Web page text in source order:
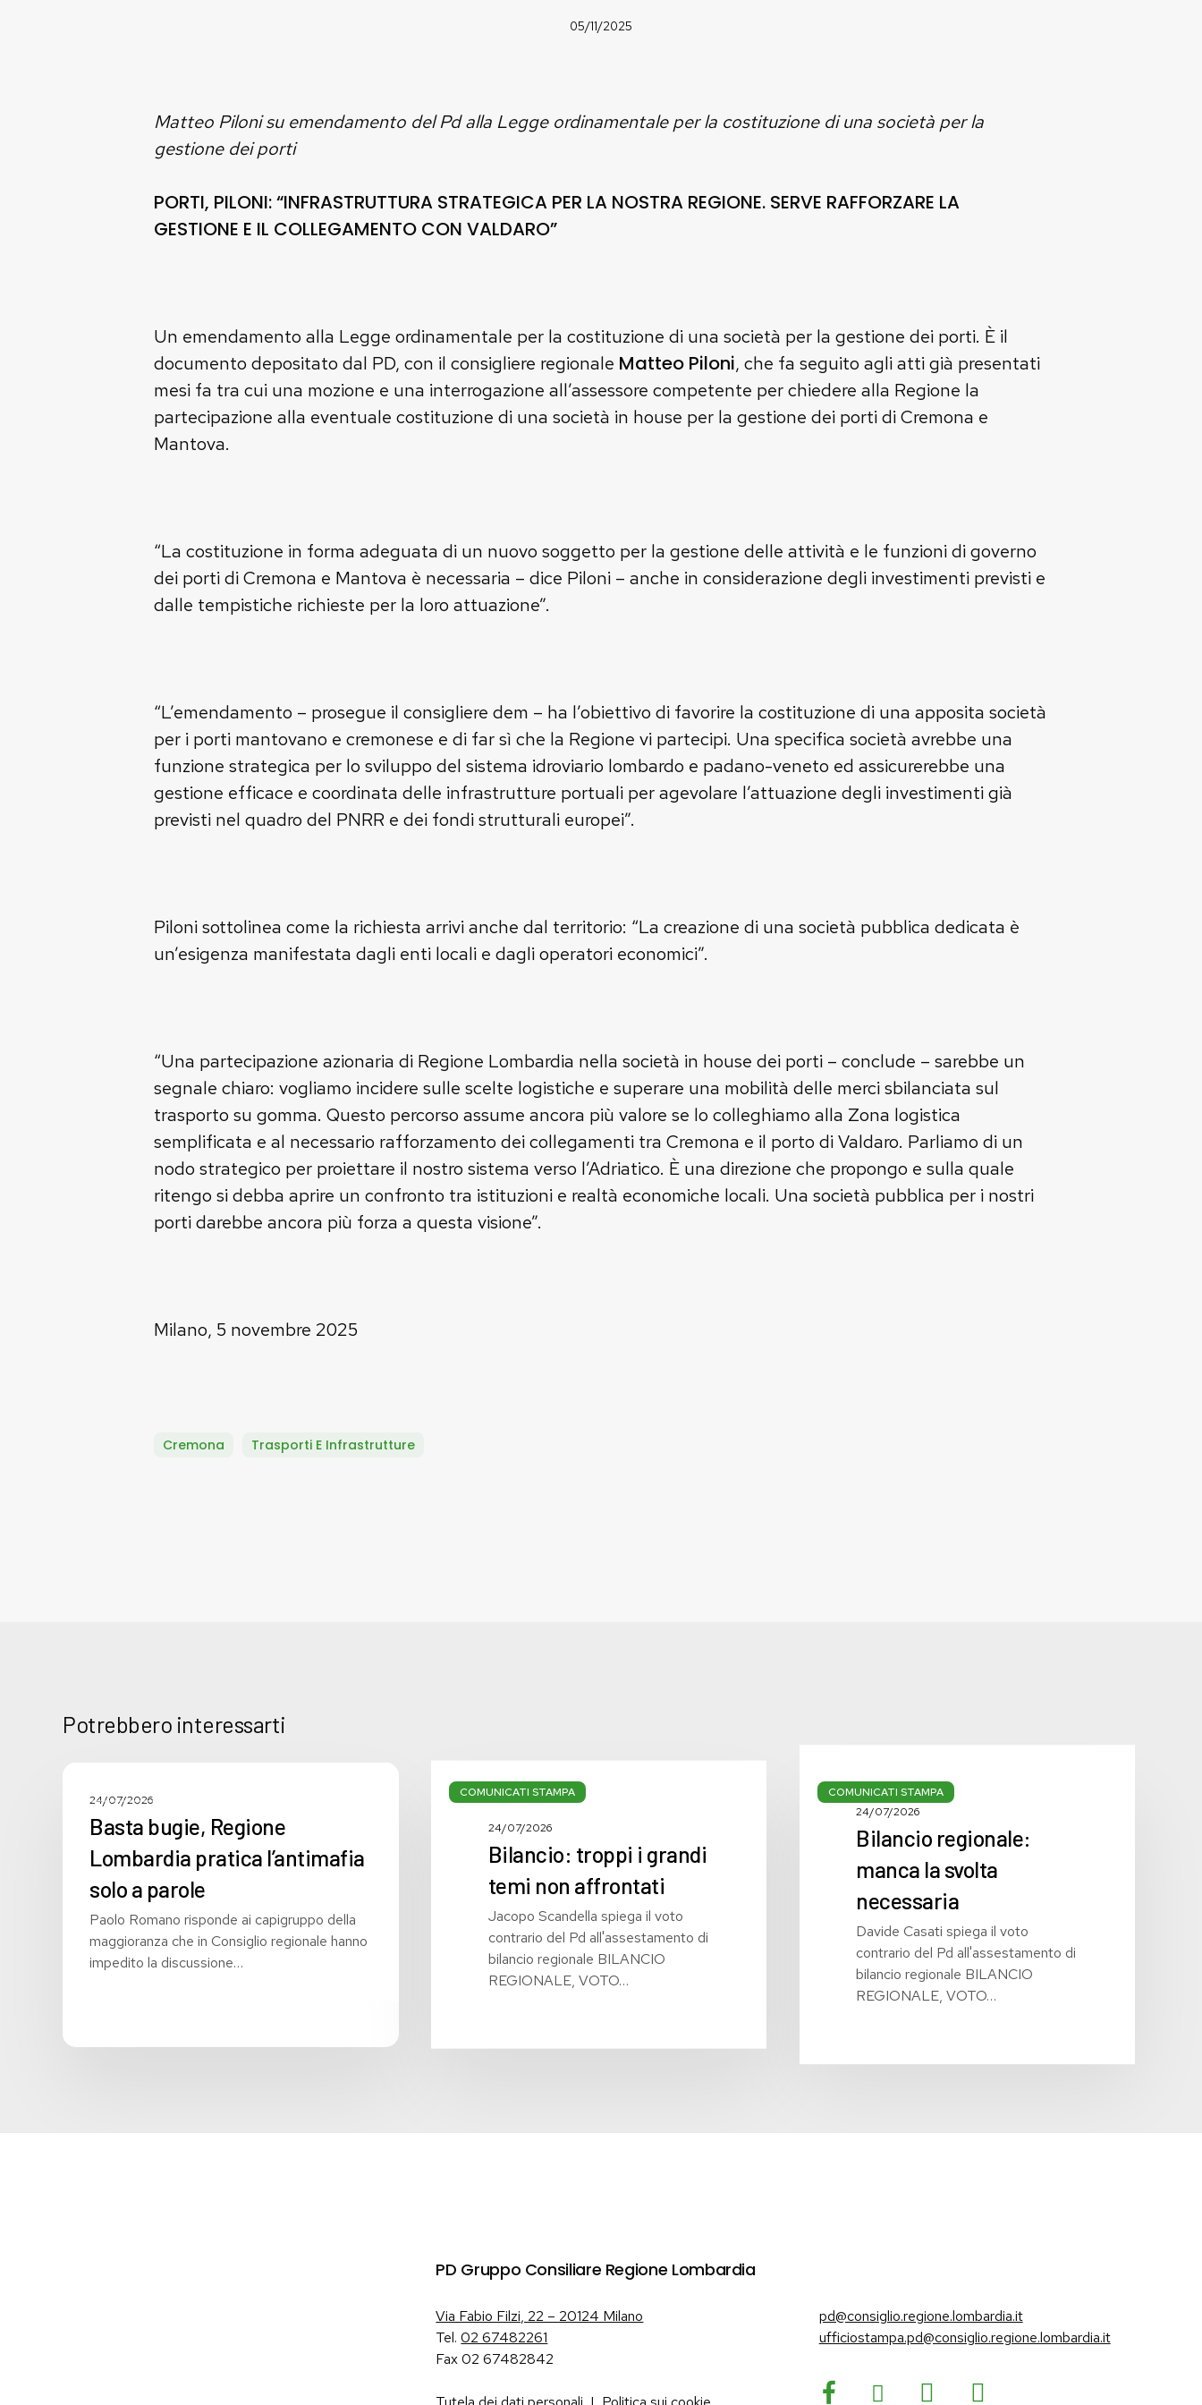
05/11/2025
Matteo Piloni su emendamento del Pd alla Legge ordinamentale per la costituzione di una società per la
gestione dei porti
PORTI, PILONI: “INFRASTRUTTURA STRATEGICA PER LA NOSTRA REGIONE. SERVE RAFFORZARE LA
GESTIONE E IL COLLEGAMENTO CON VALDARO”
Un emendamento alla Legge ordinamentale per la costituzione di una società per la gestione dei porti. È il
documento depositato dal PD, con il consigliere regionale Matteo Piloni, che fa seguito agli atti già presentati
mesi fa tra cui una mozione e una interrogazione all’assessore competente per chiedere alla Regione la
partecipazione alla eventuale costituzione di una società in house per la gestione dei porti di Cremona e
Mantova.
“La costituzione in forma adeguata di un nuovo soggetto per la gestione delle attività e le funzioni di governo
dei porti di Cremona e Mantova è necessaria – dice Piloni – anche in considerazione degli investimenti previsti e
dalle tempistiche richieste per la loro attuazione”.
“L’emendamento – prosegue il consigliere dem – ha l’obiettivo di favorire la costituzione di una apposita società
per i porti mantovano e cremonese e di far sì che la Regione vi partecipi. Una specifica società avrebbe una
funzione strategica per lo sviluppo del sistema idroviario lombardo e padano-veneto ed assicurerebbe una
gestione efficace e coordinata delle infrastrutture portuali per agevolare l’attuazione degli investimenti già
previsti nel quadro del PNRR e dei fondi strutturali europei”.
Piloni sottolinea come la richiesta arrivi anche dal territorio: “La creazione di una società pubblica dedicata è
un’esigenza manifestata dagli enti locali e dagli operatori economici”.
“Una partecipazione azionaria di Regione Lombardia nella società in house dei porti – conclude – sarebbe un
segnale chiaro: vogliamo incidere sulle scelte logistiche e superare una mobilità delle merci sbilanciata sul
trasporto su gomma. Questo percorso assume ancora più valore se lo colleghiamo alla Zona logistica
semplificata e al necessario rafforzamento dei collegamenti tra Cremona e il porto di Valdaro. Parliamo di un
nodo strategico per proiettare il nostro sistema verso l’Adriatico. È una direzione che propongo e sulla quale
ritengo si debba aprire un confronto tra istituzioni e realtà economiche locali. Una società pubblica per i nostri
porti darebbe ancora più forza a questa visione”.
Milano, 5 novembre 2025
Cremona Trasporti E Infrastrutture
Potrebbero interessarti
bugie,
Regione
Lombardia
pratica
l’antimafia
parole
24/07/2026
Basta bugie, Regione
Lombardia pratica l’antimafia
solo a parole
Paolo Romano risponde ai capigruppo della
maggioranza che in Consiglio regionale hanno
impedito la discussione…
COMUNICATI STAMPA
troppi
24/07/2026
Bilancio: troppi i grandi
temi non affrontati
Jacopo Scandella spiega il voto
contrario del Pd all'assestamento di
bilancio regionale BILANCIO
REGIONALE, VOTO…
COMUNICATI STAMPA
regionale:
necessaria
24/07/2026
Bilancio regionale:
manca la svolta
necessaria
Davide Casati spiega il voto
contrario del Pd all'assestamento di
bilancio regionale BILANCIO
REGIONALE, VOTO…
PD Gruppo Consiliare Regione Lombardia
Via Fabio Filzi, 22 – 20124 Milano
Tel.02 67482261
Fax 02 67482842
pd@consiglio.regione.lombardia.it
ufficiostampa.pd@consiglio.regione.lombardia.it